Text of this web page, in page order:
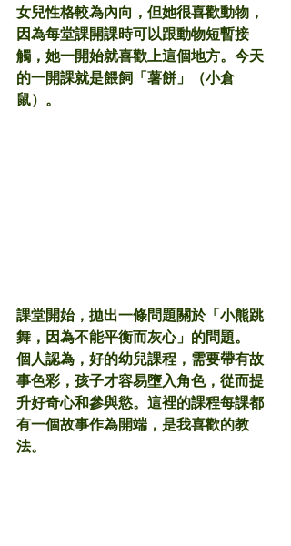
女兒性格較為內向，但她很喜歡動物，
因為每堂課開課時可以跟動物短暫接
觸，她一開始就喜歡上這個地方。今天
的一開課就是餵飼「薯餅」（小倉
鼠）。
課堂開始，拋出一條問題關於「小熊跳
舞，因為不能平衡而灰心」的問題。
個人認為，好的幼兒課程，需要帶有故
事色彩，孩子才容易墮入角色，從而提
升好奇心和參與慾。這裡的課程每課都
有一個故事作為開端，是我喜歡的教
法。